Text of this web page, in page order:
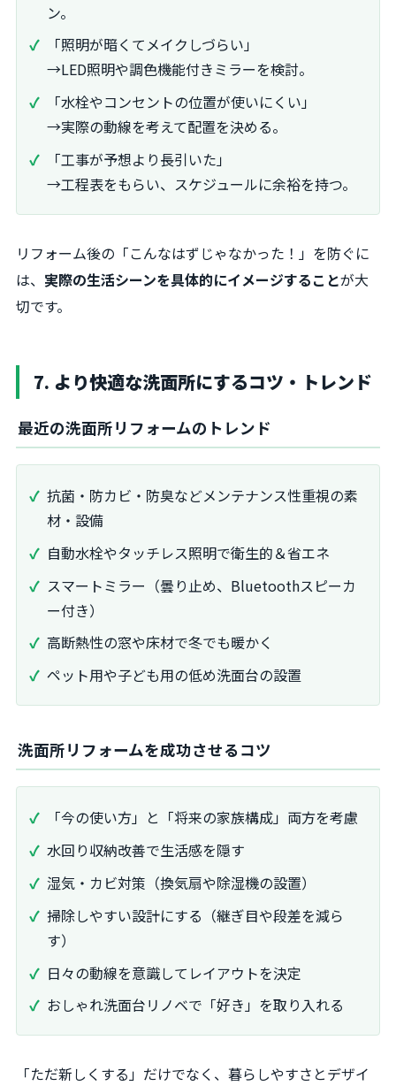
ン。
「照明が暗くてメイクしづらい」
→LED照明や調色機能付きミラーを検討。
「水栓やコンセントの位置が使いにくい」
→実際の動線を考えて配置を決める。
「工事が予想より長引いた」
→工程表をもらい、スケジュールに余裕を持つ。
リフォーム後の「こんなはずじゃなかった！」を防ぐに
は、 実際の生活シーンを具体的にイメージすることが大
切です。
7. より快適な洗面所にするコツ・トレンド
最近の洗面所リフォームのトレンド
抗菌・防カビ・防臭などメンテナンス性重視の素
材・設備
自動水栓やタッチレス照明で衛生的＆省エネ
スマートミラー（曇り止め、Bluetoothスピーカ
ー付き）
高断熱性の窓や床材で冬でも暖かく
ペット用や子ども用の低め洗面台の設置
洗面所リフォームを成功させるコツ
「今の使い方」と「将来の家族構成」両方を考慮
水回り収納改善で生活感を隠す
湿気・カビ対策（換気扇や除湿機の設置）
掃除しやすい設計にする（継ぎ目や段差を減ら
す）
日々の動線を意識してレイアウトを決定
おしゃれ洗面台リノベで「好き」を取り入れる
「ただ新しくする」だけでなく、暮らしやすさとデザイ